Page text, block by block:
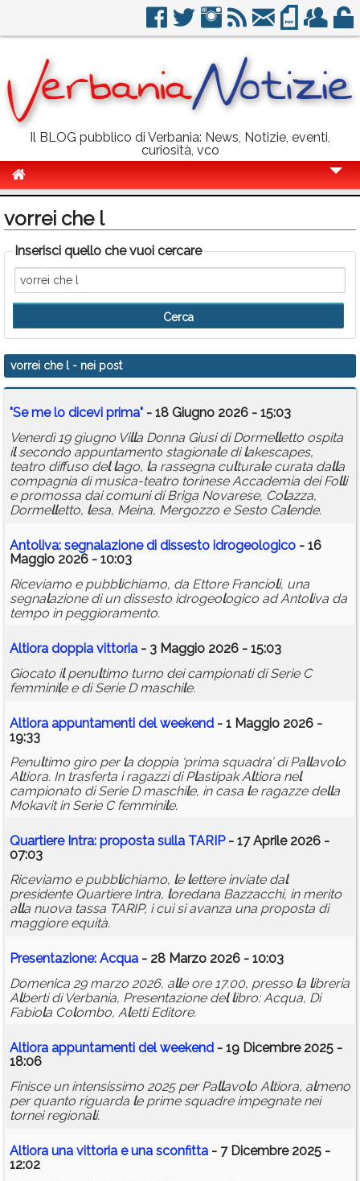
Il BLOG pubblico di Verbania: News, Notizie, eventi,
curiosità, vco
Politica
Sport
Eventi
Info Utili
Rubriche
Calendario
Annunci
vorrei che l
Inserisci quello che vuoi cercare
vorrei che l- nei post
"Se melo dicevi prima" - 18 Giugno 2026 - 15:03
Venerdì 19 giugno Villa Donna Giusi di Dormelletto ospita
ilsecondo appuntamento stagionale dilakescapes,
teatro diffuso del lago, la rassegna culturale curata dalla
compagnia di musica-teatro torinese Accademia dei Folli
e promossa dai comuni di Briga Novarese, Colazza,
Dormelletto, lesa, Meina, Mergozzo e Sesto Calende.
Antoliva: segnalazione di dissesto idrogeologico - 16
Maggio 2026 - 10:03
Riceviamo e pubblichiamo, da Ettore Francioli, una
segnalazione di un dissesto idrogeologico ad Antoliva da
tempo in peggioramento.
Altiora doppia vittoria - 3 Maggio 2026 - 15:03
Giocato ilpenultimo turno dei campionati di Serie C
femminile e di Serie D maschile.
Altiora appuntamenti delweekend - 1 Maggio 2026 -
19:33
Penultimo giro perla doppia ‘prima squadra’ di Pallavolo
Altiora. In trasferta i ragazzi di Plastipak Altiora nel
campionato di Serie D maschile, in casa le ragazze della
Mokavit in Serie C femminile.
Quartiere Intra: proposta sulla TARIP- 17 Aprile 2026 -
07:03
Riceviamo e pubblichiamo, le lettere inviate dal
presidente Quartiere Intra, loredana Bazzacchi, in merito
alla nuova tassa TARIP, i cui si avanza una proposta di
maggiore equità.
Presentazione: Acqua - 28 Marzo 2026 - 10:03
Domenica 29 marzo 2026, alle ore 17.00, presso la libreria
Alberti di Verbania, Presentazione del libro: Acqua, Di
Fabiola Colombo, Aletti Editore.
Altiora appuntamenti delweekend - 19 Dicembre 2025 -
18:06
Finisce un intensissimo 2025 per Pallavolo Altiora, almeno
per quanto riguarda le prime squadre impegnate nei
tornei regionali.
Altiora una vittoria e una sconfitta - 7 Dicembre 2025 -
12:02